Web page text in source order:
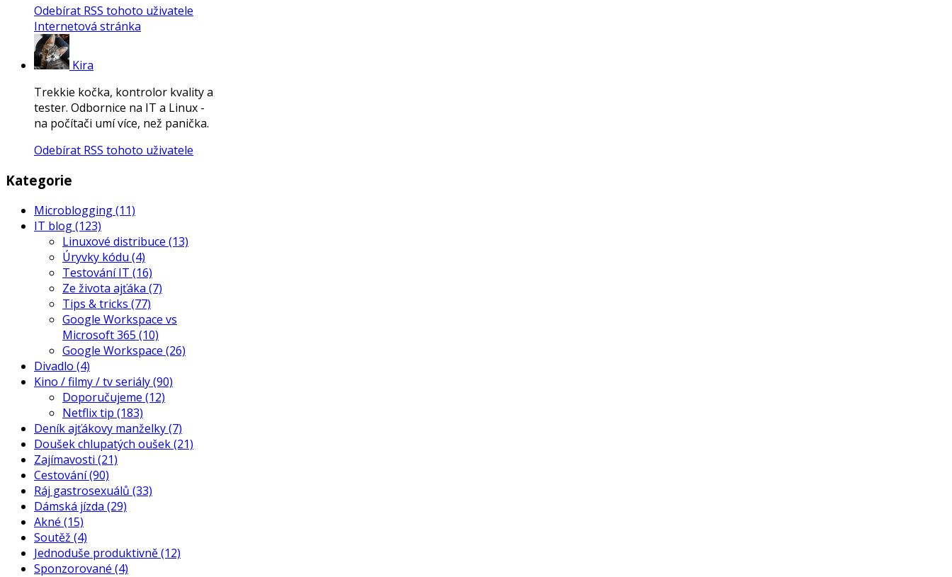
Odebírat RSS tohoto uživatele
Internetová stránka
Kira
Trekkie kočka, kontrolor kvality a
tester. Odbornice na IT a Linux -
na počítači umí více, než panička.
Odebírat RSS tohoto uživatele
Kategorie
Microblogging(11)
IT blog(123)
Linuxové distribuce (13)
Úryvky kódu (4)
Testování IT (16)
Ze života ajťáka (7)
Tips & tricks (77)
Google Workspace vs
Microsoft 365 (10)
Google Workspace (26)
Divadlo (4)
Kino / filmy / tv seriály(90)
Doporučujeme (12)
Netflix tip (183)
Deník ajťákovy manželky(7)
Doušek chlupatých oušek(21)
Zajímavosti (21)
Cestování(90)
Ráj gastrosexuálů (33)
Dámská jízda (29)
Akné (15)
Soutěž (4)
Jednoduše produktivně(12)
Sponzorované (4)